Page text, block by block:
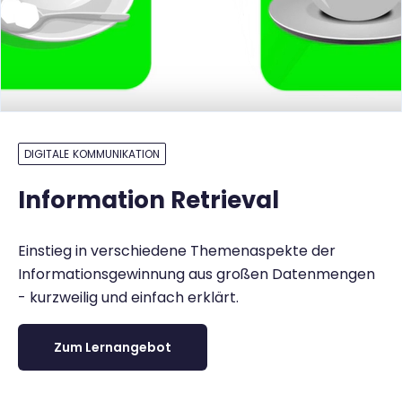
DIGITALE KOMMUNIKATION
Information Retrieval
Einstieg in verschiedene Themenaspekte der
Informationsgewinnung aus großen Datenmengen
- kurzweilig und einfach erklärt.
Zum Lernangebot